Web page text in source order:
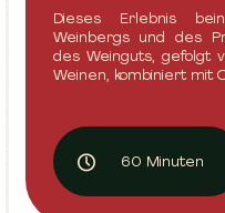
Dieses Erlebnis
Weinbergs und des
des Weinguts, gefolgt
Weinen, kombiniert mit
60 Minuten